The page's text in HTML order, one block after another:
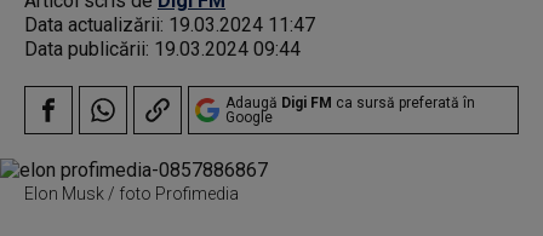
Data actualizării: 19.03.2024 11:47
Data publicării: 19.03.2024 09:44
Adaugă Digi FM ca sursă preferată în
Google
Elon Musk / foto Profimedia